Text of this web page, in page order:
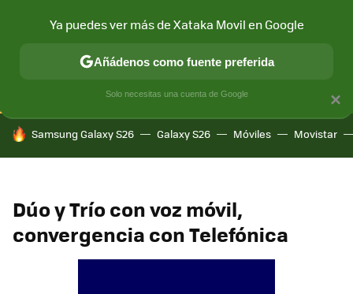
CONECTIVIDAD MÓVIL Y SOCIEDAD APLICACIONES
HOY SE HABLA DE
Samsung Galaxy S26 Galaxy S26 Móviles Movistar
Dúo y Trío con voz móvil,
convergencia con Telefónica
×
Ya puedes ver más de Xataka Movil en Google
Añádenos como fuente preferida
Solo necesitas una cuenta de Google